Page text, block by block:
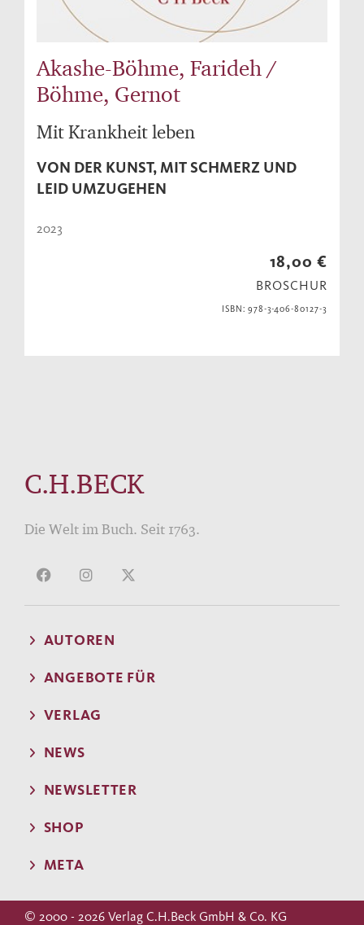
Akashe-Böhme, Farideh /
Böhme, Gernot
Mit Krankheit leben
VON DER KUNST, MIT SCHMERZ UND
LEID UMZUGEHEN
2023
18,00 €
BROSCHUR
ISBN: 978-3-406-80127-3
C.H.BECK
Die Welt im Buch. Seit 1763.
AUTOREN
ANGEBOTE FÜR
VERLAG
NEWS
NEWSLETTER
SHOP
META
© 2000 - 2026 Verlag C.H.Beck GmbH & Co. KG